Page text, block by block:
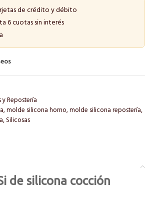
de crédito y débito
6 cuotas sin interés
Repostería
,molde silicona horno,molde silicona repostería,
,Silicosas
de silicona cocción